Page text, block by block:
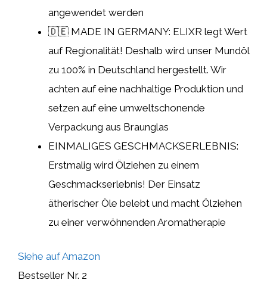
angewendet werden
🇩🇪 MADE IN GERMANY: ELIXR legt Wert
auf Regionalität! Deshalb wird unser Mundöl
zu 100% in Deutschland hergestellt. Wir
achten auf eine nachhaltige Produktion und
setzen auf eine umweltschonende
Verpackung aus Braunglas
EINMALIGES GESCHMACKSERLEBNIS:
Erstmalig wird Ölziehen zu einem
Geschmackserlebnis! Der Einsatz
ätherischer Öle belebt und macht Ölziehen
zu einer verwöhnenden Aromatherapie
Siehe auf Amazon
Bestseller Nr. 2